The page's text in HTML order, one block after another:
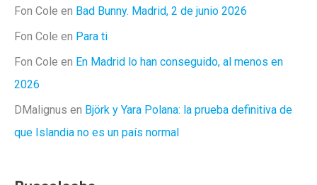
Fon Cole en Bad Bunny. Madrid, 2 de junio 2026
Fon Cole en Para ti
Fon Cole en En Madrid lo han conseguido, al menos en
2026
DMalignus en Björk y Yara Polana: la prueba definitiva de
que Islandia no es un país normal